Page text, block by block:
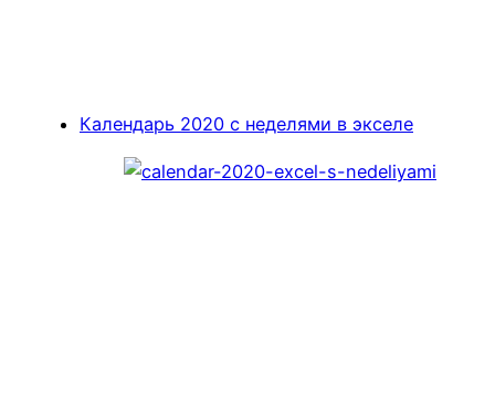
Календарь 2020 с неделями в экселе